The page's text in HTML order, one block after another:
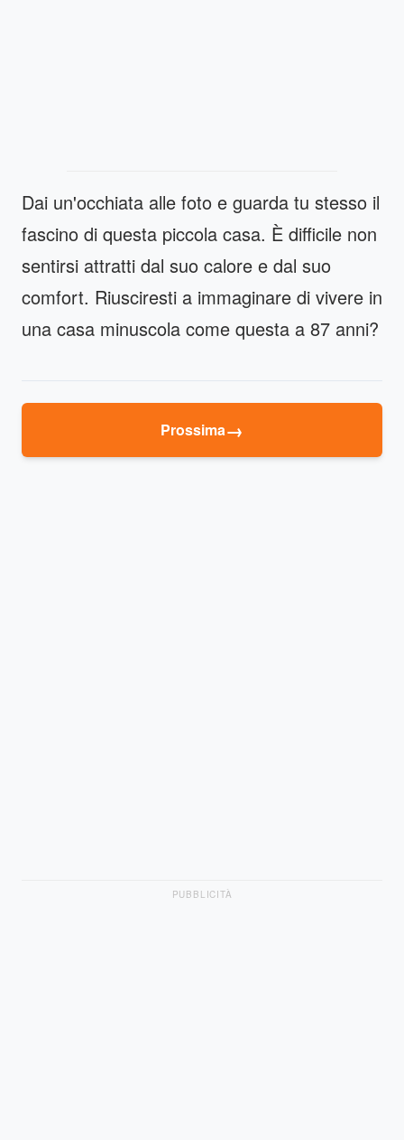
Dai un'occhiata alle foto e guarda tu stesso il
fascino di questa piccola casa. È difficile non
sentirsi attratti dal suo calore e dal suo
comfort. Riusciresti a immaginare di vivere in
una casa minuscola come questa a 87 anni?
Prossima→
PUBBLICITÀ